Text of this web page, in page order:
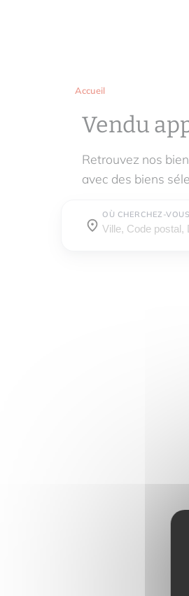
Accueil
Vendu
Retrouvez nos
avec des biens
OÙ CHERCHEZ-
Où cherchez-
Où cherchez-